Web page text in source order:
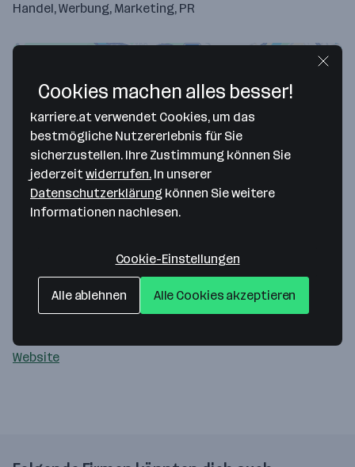
Handel, Werbung, Marketing, PR
Produktionsagentur GmbH
Gewerbezeile 14
4040 Linz— Route berechnen
Website
Cookies machen alles besser!
karriere.at verwendet Cookies, um das
bestmögliche Nutzererlebnis für Sie
sicherzustellen. Ihre Zustimmung können Sie
jederzeitwiderrufen. In unserer
Datenschutzerklärung können Sie weitere
Informationen nachlesen.
Cookie-Einstellungen
Alle ablehnen Alle Cookies akzeptieren